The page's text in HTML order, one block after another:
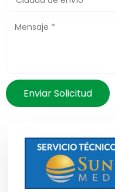
Enviar Solicitud